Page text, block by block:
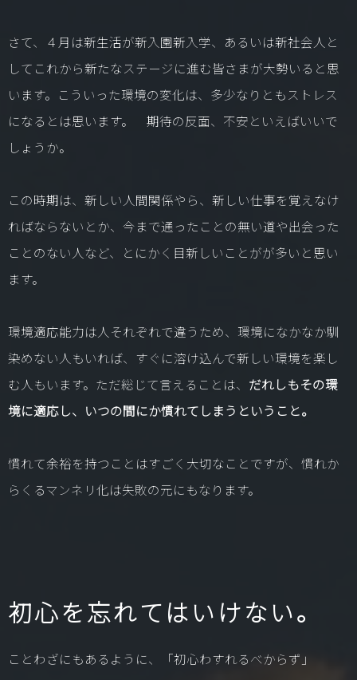
さて、４月は新生活が新入園新入学、あるいは新社会人と
してこれから新たなステージに進む皆さまが大勢いると思
います。こういった環境の変化は、多少なりともストレス
になるとは思います。 期待の反面、不安といえばいいで
しょうか。
この時期は、新しい人間関係やら、新しい仕事を覚えなけ
ればならないとか、今まで通ったことの無い道や出会った
ことのない人など、とにかく目新しいことがが多いと思い
ます。
環境適応能力は人それぞれで違うため、環境になかなか馴
染めない人もいれば、すぐに溶け込んで新しい環境を楽し
む人もいます。ただ総じて言えることは、 だれしもその環
境に適応し、いつの間にか慣れてしまうということ。
慣れて余裕を持つことはすごく大切なことですが、慣れか
らくるマンネリ化は失敗の元にもなります。
初心を忘れてはいけない。
ことわざにもあるように、「初心わすれるべからず」